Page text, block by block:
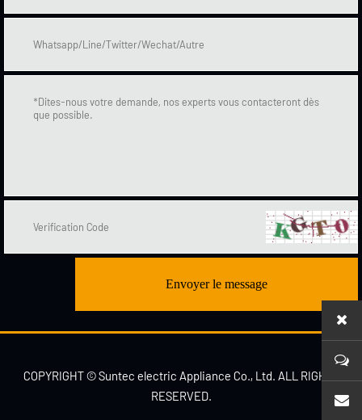
Envoyer le message
COPYRIGHT © Suntec electric Appliance Co., Ltd. ALL RIGHTS
RESERVED.